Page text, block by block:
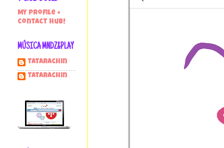
My profile +
contact hub!
MÚSICA MNDZ&PLAY
Tatarachin
tatarachin